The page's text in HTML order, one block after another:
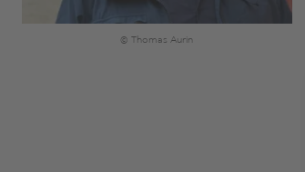
© Thomas Aurin